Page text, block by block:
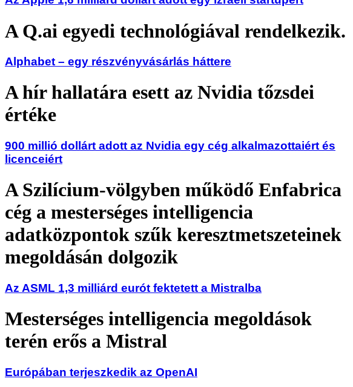
A Q.ai egyedi technológiával rendelkezik.
Alphabet – egy részvényvásárlás háttere
A hír hallatára esett az Nvidia tőzsdei
értéke
900 millió dollárt adott az Nvidia egy cég alkalmazottaiért és
licenceiért
A Szilícium-völgyben működő Enfabrica
cég a mesterséges intelligencia
adatközpontok szűk keresztmetszeteinek
megoldásán dolgozik
Az ASML 1,3 milliárd eurót fektetett a Mistralba
Mesterséges intelligencia megoldások
terén erős a Mistral
Európában terjeszkedik az OpenAI